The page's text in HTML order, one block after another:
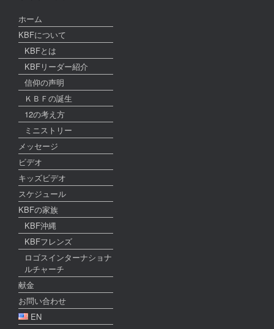
ホーム
KBFについて
KBFとは
KBFリーダー紹介
信仰の声明
ＫＢＦの誕生
12の考え方
ミニストリー
メッセージ
ビデオ
キッズビデオ
スケジュール
KBFの家族
KBF沖縄
KBFフレンズ
ロゴスインターナショナ
ルチャーチ
献金
お問い合わせ
EN